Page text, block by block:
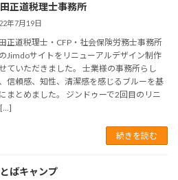
正道税理士事務所
年7月19日
正道税理士・CFP・社会保険労務士事務所
Jimdoサイトをリニューアルデザイン制作
ていただきました。 士業様の事務所らし
信頼感、知性、清潔感を感じるブルーを基
まとめました。 ジンドゥーで2回目のリニ
[…]
続きを読む
ばキャンプ